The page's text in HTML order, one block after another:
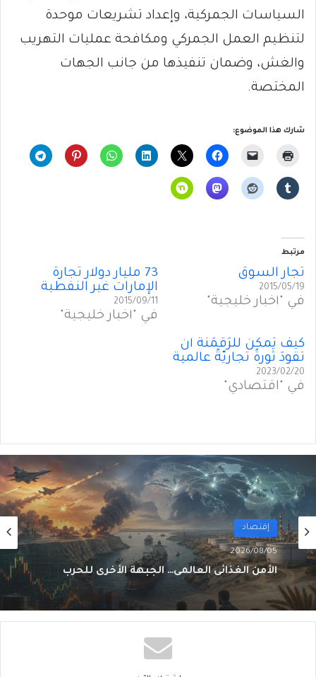
السياسات الجمركية، وإعداد تشريعات موحدة
لتنظيم العمل الجمركي ومكافحة عمليات التهريب
والغش، وضمان تنفيذها من جانب الجهات
المختصة.
شارك هذا الموضوع:
مرتبط
تجار السوق
2015/05/19
في "أخبار خليجية"
73 مليار دولار تجارة
الإمارات غير النفطية
2015/09/11
في "أخبار خليجية"
كيف يُمكنُ للرَقمَنَة أن
تقودَ ثورةً تجاريّةً عالمية
2023/02/20
في "اقتصادي"
أول
2026/08/02
من الغاز إلى الجغرافيا السياسية… ماذا يُغيّرُ خط
نيجيريا–المغرب؟